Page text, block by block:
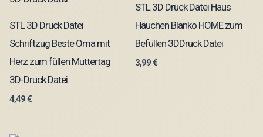
STL 3D Druck Datei
Schriftzug Beste Oma mit
Herz zum füllen Muttertag
3D-Druck Datei
4,49€
STL 3D Druck Datei Haus
Häuchen Blanko HOME zum
Befüllen 3DDruck Datei
3,99€